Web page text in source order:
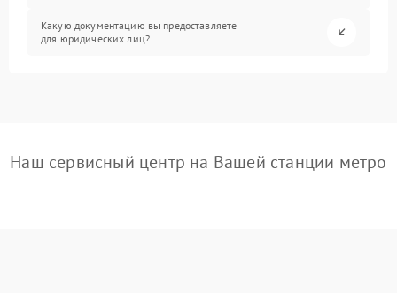
Какую документацию вы предоставляете
для юридических лиц?
Наш сервисный центр на Вашей станции метро